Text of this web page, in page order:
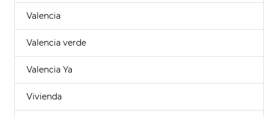
Valencia
Valencia verde
Valencia Ya
Vivienda